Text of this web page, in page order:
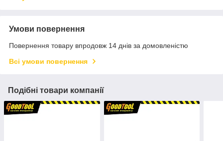
Умови повернення
Повернення товару впродовж 14 днів за домовленістю
Всі умови повернення
Подібні товари компанії